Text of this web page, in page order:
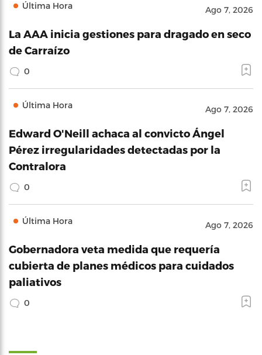
Última Hora Ago 7, 2026
La AAA inicia gestiones para dragado en seco
de Carraízo
0
Última Hora Ago 7, 2026
Edward O'Neill achaca al convicto Ángel
Pérez irregularidades detectadas por la
Contralora
0
Última Hora Ago 7, 2026
Gobernadora veta medida que requería
cubierta de planes médicos para cuidados
paliativos
0